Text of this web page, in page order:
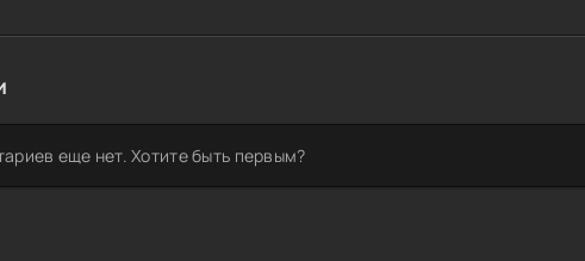
еще нет. Хотите быть первым?